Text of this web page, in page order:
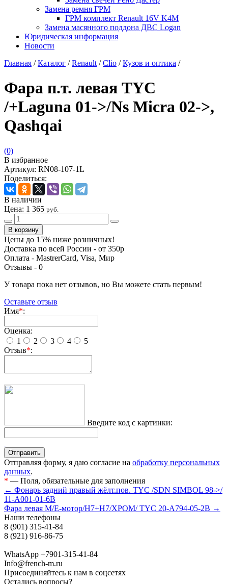
Замена ремня ГРМ
ГРМ комплект Renault 16V K4M
Замена масянного поддона ДВС Logan
Юридическая информация
Новости
Главная / Каталог / Renault / Clio / Кузов и оптика /
Фара п.т. левая TYC
/+Laguna 01->/Ns Micra 02->,
Qashqai
(0)
В избранное
Артикул: RN08-107-1L
Поделиться:
В наличии
Цена: 1 365 руб.
Цены до 15% ниже розничных!
Доставка по всей России - от 350р
Оплата - MastrerCard, Visa, Мир
Отзывы - 0
У товара пока нет отзывов, но Вы можете стать первым!
Оставьте отзыв
Имя*:
Оценка:
1
2 3 4
5
Отзыв*:
Введите код с картинки:
Отправляя форму, я даю согласие на обработку персональных
данных.
* — Поля, обязательные для заполнения
← Фонарь задний правый жёлт.пов. TYC /SDN SIMBOL 98->/
11-A001-01-6B
Фара левая M/Е-мотор/H7+H7/ХРОМ/ TYC 20-A794-05-2B →
Наши телефоны
8 (901) 315-41-84
8 (921) 916-86-75
WhatsApp +7901-315-41-84
Info@french-m.ru
Присоединяйтесь к нам в соцсетях
Остались вопросы?